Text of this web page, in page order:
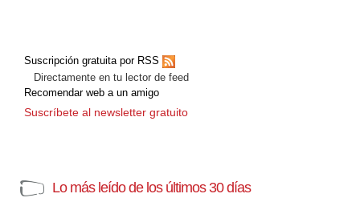
Suscripción gratuita por RSS
Directamente en tu lector de feed
Recomendar web a un amigo
Suscríbete al newsletter gratuito
Lo más leído de los últimos 30 días